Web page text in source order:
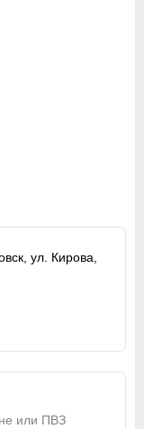
ул. Кирова,
или ПВЗ